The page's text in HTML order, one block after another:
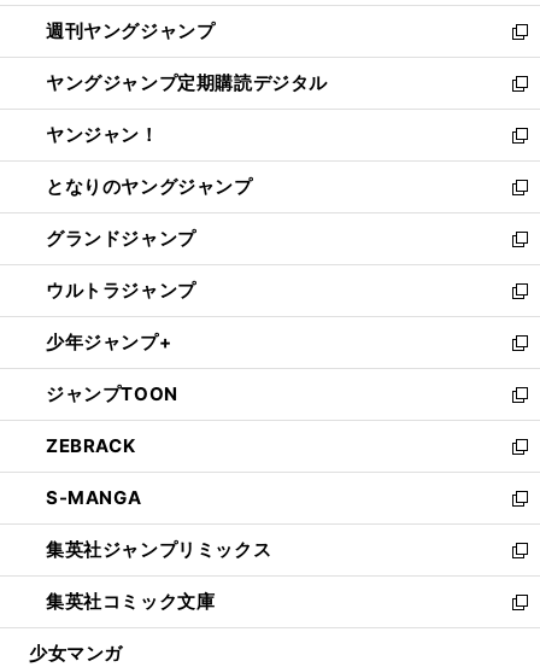
開
く
ウ
で
開
く
ン
ド
ウ
で
開
く
ウ
ィ
ン
ド
ウ
で
開
く
週刊ヤングジャンプ
新
し
い
ウ
ィ
ン
ド
ウ
で
開
く
ヤングジャンプ定期購読デジタル
新
し
い
ウ
ィ
ン
ド
ウ
で
開
く
ヤンジャン！
新
し
い
ウ
ィ
ン
ド
ウ
で
開
く
となりのヤングジャンプ
新
し
い
ウ
ィ
ン
ド
ウ
で
開
く
グランドジャンプ
新
し
い
ウ
ィ
ン
ド
ウ
で
開
く
ウルトラジャンプ
新
し
い
ウ
ィ
ン
ド
ウ
で
開
く
少年ジャンプ+
新
し
い
ウ
ィ
ン
ド
ウ
で
開
く
ジャンプTOON
新
し
い
ウ
ィ
ン
ド
ウ
で
開
ZEBRACK
新
し
い
ウ
ィ
ン
ド
ウ
S-MANGA
新
し
い
ウ
ィ
ン
集英社ジャンプリミックス
新
し
い
ウ
集英社コミック文庫
新
し
少女マンガ